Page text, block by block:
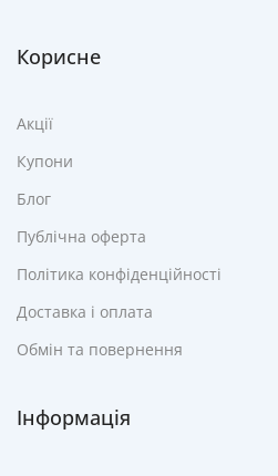
Корисне
Акції
Купони
Блог
Публічна оферта
Політика конфіденційності
Доставка і оплата
Обмін та повернення
Інформація